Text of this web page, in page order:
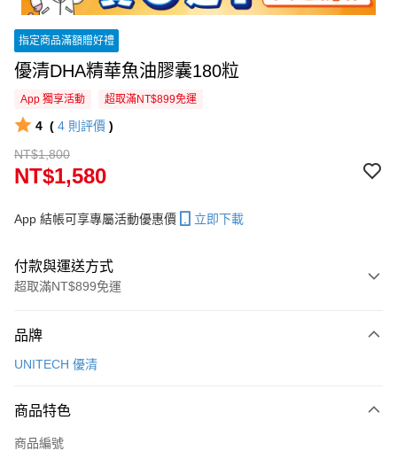
指定商品滿額贈好禮
優清DHA精華魚油膠囊180粒
App 獨享活動 超取滿NT$899免運
4 ( 4 則評價 )
NT$1,800
NT$1,580
App 結帳可享專屬活動優惠價 立即下載
付款與運送方式
超取滿NT$899免運
信用卡一次付款
LINE Pay
Apple Pay
品牌
UNITECH 優清
商品特色
商品編號